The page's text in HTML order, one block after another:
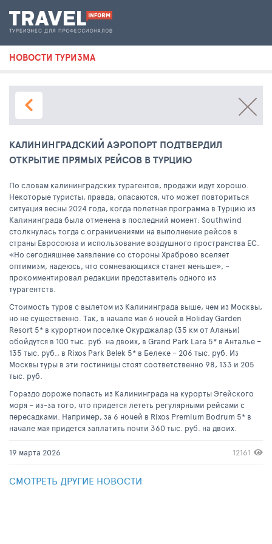
НОВОСТИ ТУРИЗМА
КАЛИНИНГРАДСКИЙ АЭРОПОРТ ПОДТВЕРДИЛ
ОТКРЫТИЕ ПРЯМЫХ РЕЙСОВ В ТУРЦИЮ
По словам калининградских турагентов, продажи идут хорошо.
Некоторые туристы, правда, опасаются, что может повториться
ситуация весны 2024 года, когда полетная программа в Турцию из
Калининграда была отменена в последний момент: Southwind
столкнулась тогда с ограничениями на выполнение рейсов в
страны Евросоюза и использование воздушного пространства ЕС.
«Но сегодняшнее заявление со стороны Храброво вселяет
оптимизм, надеюсь, что сомневающихся станет меньше», –
прокомментировал редакции представитель одного из
турагентств.
Стоимость туров с вылетом из Калининграда выше, чем из Москвы,
но не существенно. Так, в начале мая 6 ночей в Holiday Garden
Resort 5* в курортном поселке Окурджалар (35 км от Аланьи)
обойдутся в 100 тыс. руб. на двоих, в Grand Park Lara 5* в Анталье –
135 тыс. руб., в Rixos Park Belek 5* в Белеке – 206 тыс. руб. Из
Москвы туры в эти гостиницы стоят соответственно 98, 133 и 205
тыс. руб.
Гораздо дороже попасть из Калининграда на курорты Эгейского
моря – из-за того, что придется лететь регулярными рейсами с
пересадками. Например, за 6 ночей в Rixos Premium Bodrum 5* в
начале мая придется заплатить почти 360 тыс. руб. на двоих.
19 марта 2026 12161
СМОТРЕТЬ ДРУГИЕ НОВОСТИ